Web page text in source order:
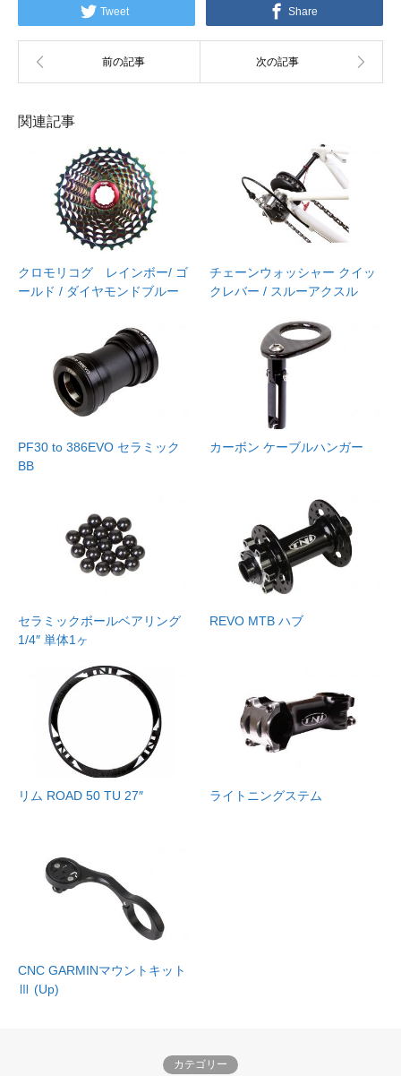
Tweet Share
関連記事
クロモリコグ レインボー/ ゴ
ールド / ダイヤモンドブルー
チェーンウォッシャー クイッ
クレバー / スルーアクスル
PF30 to 386EVO セラミック
BB
カーボン ケーブルハンガー
セラミックボールベアリング
1/4″ 単体1ヶ
REVO MTB ハブ
リム ROAD 50 TU 27″ ライトニングステム
CNC GARMINマウントキット
Ⅲ (Up)
カテゴリー